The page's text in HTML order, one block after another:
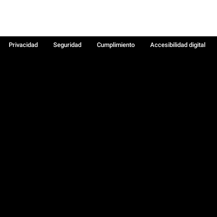
Privacidad Seguridad Cumplimiento
Accesibilidad digital